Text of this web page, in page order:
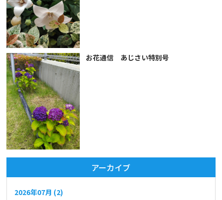
お花通信 あじさい特別号
アーカイブ
2026年07月 (2)